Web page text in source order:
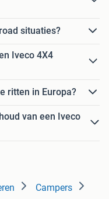
situaties?
Iveco 4X4
ritten in Europa?
van een Iveco
Campers